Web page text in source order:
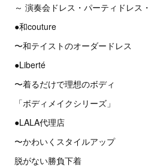
～ 演奏会ドレス・パーティドレス
●和couture
〜和テイストのオーダードレス
●Liberté
〜着るだけで理想のボディ
「ボディメイクシリーズ」
●LALA代理店
〜かわいくスタイルアップ
脱がない勝負下着